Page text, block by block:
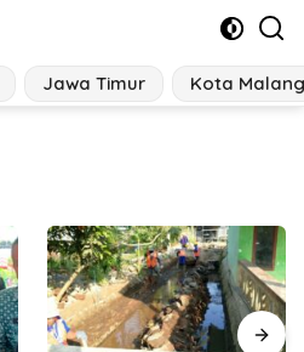
Jawa Timur Kota Malang